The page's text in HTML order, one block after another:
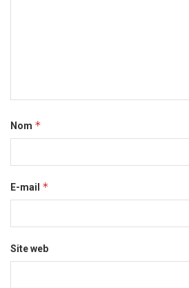
Nom *
E-mail *
Site web